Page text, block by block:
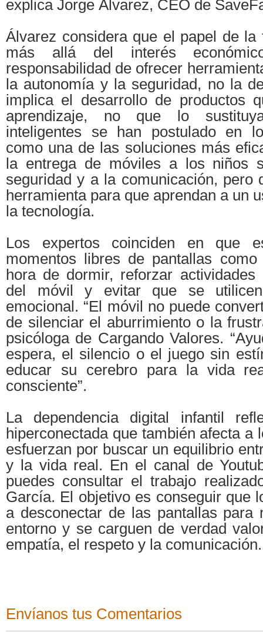
explica Jorge Álvarez, CEO de
Álvarez considera que el papel de la
más allá del interés
responsabilidad de ofrecer
la autonomía y la seguridad, no la
implica el desarrollo de productos
aprendizaje, no que lo
inteligentes se han postulado en
como una de las soluciones más
la entrega de móviles a los niños
seguridad y a la comunicación, pero
herramienta para que aprendan a un
la tecnología.
Los expertos coinciden en que
momentos libres de pantallas
hora de dormir, reforzar actividades
del móvil y evitar que se
emocional. “El móvil no puede
de silenciar el aburrimiento o la
psicóloga de Cargando Valores.
espera, el silencio o el juego sin
educar su cerebro para la vida
consciente”.
La dependencia digital infantil
hiperconectada que también afecta a
esfuerzan por buscar un equilibrio
y la vida real. En el canal de
puedes consultar el trabajo
García. El objetivo es conseguir que
a desconectar de las pantallas para
entorno y se carguen de verdad
empatía, el respeto y la comunicación.
Envíanos tus Comentarios